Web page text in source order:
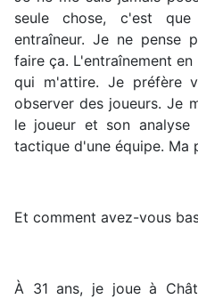
seule chose, c'est
entraîneur. Je ne pense
faire ça. L'entraînement
qui m'attire. Je préfère
observer des joueurs. Je
le joueur et son analyse
tactique d'une équipe. Ma
Et comment avez-vous
À 31 ans, je joue à